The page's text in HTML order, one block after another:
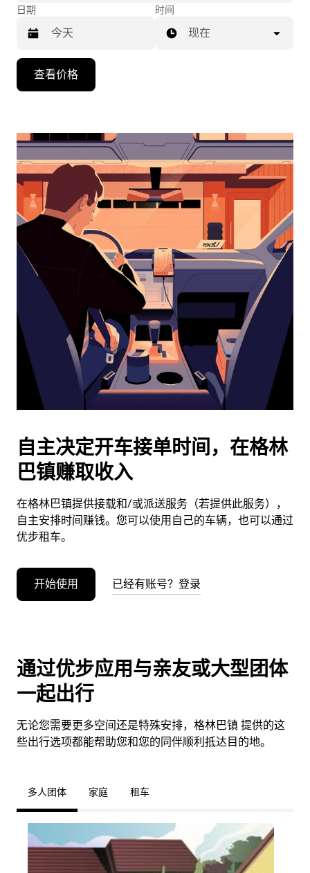
日期
向
头
浏
日
并
期。
按
退
闭
日
历。
时间
现在
查看价格
自主决定开车接单时间，在格林
巴镇赚取收入
在格林巴镇提供接载和/或派送服务（若提供此服务），
自主安排时间赚钱。您可以使用自己的车辆，也可以通过
优步租车。
开始使用 已经有账号？登录
通过优步应用与亲友或大型团体
一起出行
无论您需要更多空间还是特殊安排，格林巴镇 提供的这
些出行选项都能帮助您和您的同伴顺利抵达目的地。
多人团体 家庭 租车